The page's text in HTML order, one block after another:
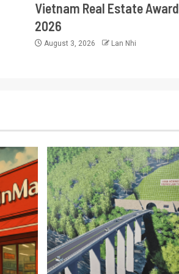
Vietnam Real Estate
2026
August 3, 2026 Lan Nhi